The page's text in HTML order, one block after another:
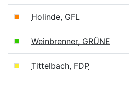
Holinde, GFL
Weinbrenner, GRÜNE
Tittelbach, FDP